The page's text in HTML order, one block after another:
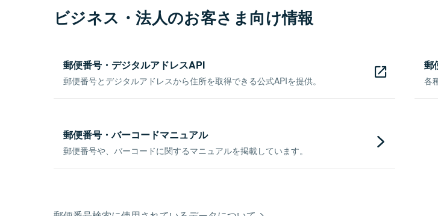
ビジネス・法人のお客さま向け情報
郵便番号・デジタルアドレスAPI
郵便番号とデジタルアドレスから住所を取得できる公式APIを提供。
郵
各
郵便番号・バーコードマニュアル
郵便番号や、バーコードに関するマニュアルを掲載しています。